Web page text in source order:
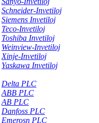
Schneider-Invetiloj
Siemens Invetiloj
Teco-Invetiloj
Toshiba Invetiloj
Weinview-Invetiloj
Xinje-Invetiloj
Yaskawa Invetiloj
Delta PLC
ABB PLC
AB PLC
Danfoss PLC
Emerosn PLC